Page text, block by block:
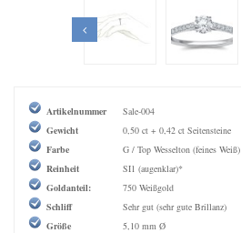
Artikelnummer
Sale-004
Gewicht
0,50 ct + 0,42 ct Seitensteine
Farbe
G / Top Wesselton (feines Weiß)
Reinheit
SI1 (augenklar)*
Goldanteil:
750 Weißgold
Schliff
Sehr gut (sehr gute Brillanz)
Größe
5,10 mm Ø